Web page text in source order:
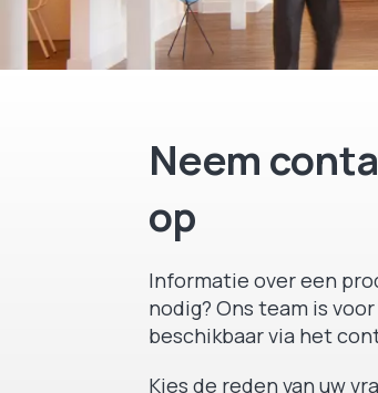
Neem
op
Informatie over een
nodig? Ons team is voor
beschikbaar via het
Kies de reden van uw